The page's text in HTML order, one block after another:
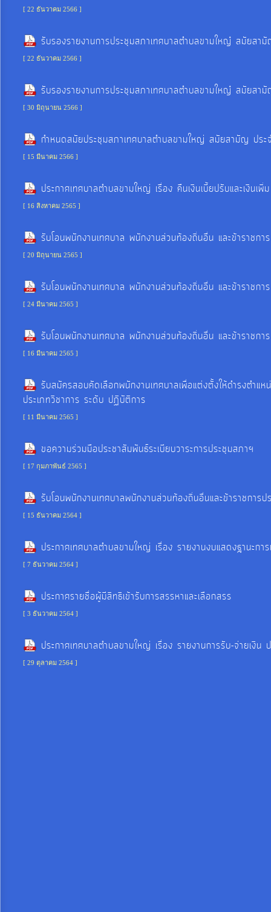
จัด
ซื้อ
จ้าง
การ
เงิน
คลัง
ป้องกัน
การ
การ
การ
เพื่อ
การ
ทุจริต
มาตรการ
ภายใน
การ
ทุจริต
การ
ส่ง
ความ
โปร่งใส
ท้อง
ถิ่น
[ 22 ธันวาคม 2566 ]
รับรองรายงานการประชุมสภาเทศบาลตำบลขามใหญ๋ สมัย
[ 22 ธันวาคม 2566 ]
รับรองรายงานการประชุมสภาเทศบาลตำบลขามใหญ๋ สมัย
[ 30 มิถุนายน 2566 ]
กำหนดสมัยประชุมสภาเทศบาลตำบลขามใหญ่ สมัยสามัญ ปร
[ 15 มีนาคม 2566 ]
ประกาศเทศบาลตำบลขามใหญ่ เรื่อง คืนเงินเบี้ยปรับและเงินเ
[ 16 สิงหาคม 2565 ]
รับโอนพนักงานเทศบาล พนักงานส่วนท้องถิ่นอื่น และข้าราชกา
[ 20 มิถุนายน 2565 ]
รับโอนพนักงานเทศบาล พนักงานส่วนท้องถิ่นอื่น และข้าราชกา
[ 24 มีนาคม 2565 ]
รับโอนพนักงานเทศบาล พนักงานส่วนท้องถิ่นอื่น และข้าราชกา
[ 16 มีนาคม 2565 ]
รับสมัครสอบคัดเลือกพนักงานเทศบาลเพื่อแต่งตั้งให้ดำรงตำแ
ประเภทวิชาการ ระดับ ปฏิบัติการ
[ 11 มีนาคม 2565 ]
ขอความร่วมมือประชาสัมพันธ์ระเบียบวาระการประชุมสภาฯ
[ 17 กุมภาพันธ์ 2565 ]
รับโอนพนักงานเทศบาลพนักงานส่วนท้องถิ่นอื่นและข้าราชการป
[ 15 ธันวาคม 2564 ]
ประกาศเทศบาลตำบลขามใหญ่ เรื่อง รายงานงบแสดงฐานะ
[ 7 ธันวาคม 2564 ]
ประกาศรายชื่อผู้มีสิทธิเข้ารับการสรรหาและเลือกสรร
[ 3 ธันวาคม 2564 ]
ประกาศเทศบาลตำบลขามใหญ่ เรื่อง รายงานการรับ-จ่ายเ
[ 29 ตุลาคม 2564 ]